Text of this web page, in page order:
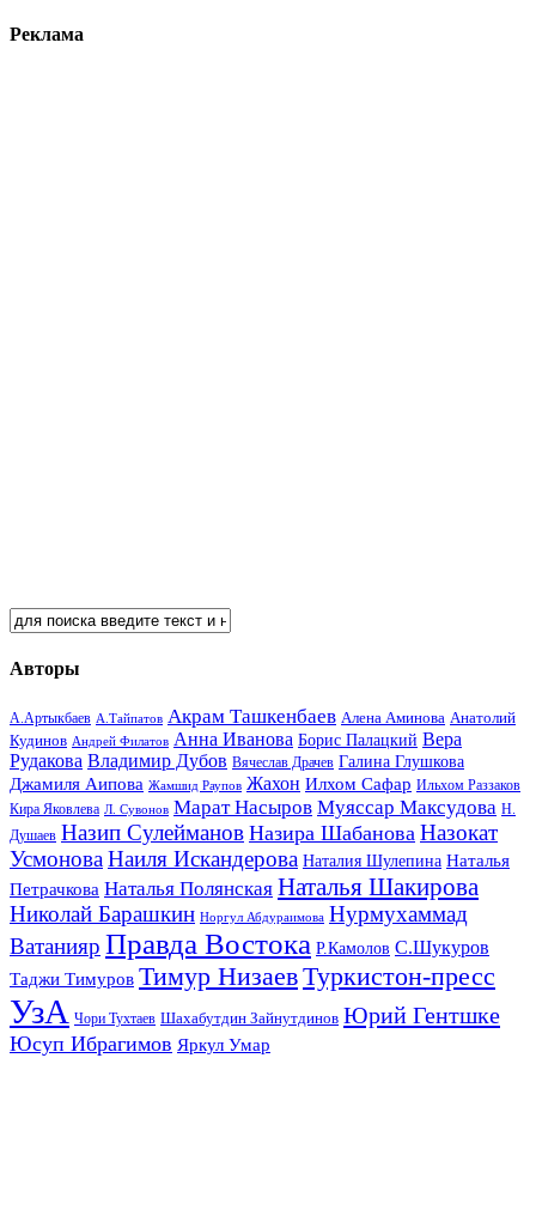
Реклама
Авторы
А.Артыкбаев А.Тайпатов Акрам Ташкенбаев Алена Аминова Анатолий
Кудинов Андрей Филатов Анна Иванова Борис Палацкий Вера
Рудакова Владимир Дубов Вячеслав Драчев Галина Глушкова
Джамиля Аипова Жамшид Раупов Жахон Илхом Сафар Ильхом Раззаков
Кира Яковлева Л. Сувонов Марат Насыров Муяссар Максудова Н.
Душаев Назип Сулейманов Назира Шабанова Назокат
УсмоноваНаиля Искандерова Наталия Шулепина Наталья
Петрачкова Наталья Полянская Наталья Шакирова
Николай Барашкин Норгул Абдураимова Нурмухаммад
Ватанияр Правда Востока Р.Камолов С.Шукуров
Таджи Тимуров Тимур НизаевТуркистон-пресс
УзА Чори Тухтаев Шахабутдин Зайнутдинов Юрий Гентшке
Юсуп Ибрагимов Яркул Умар